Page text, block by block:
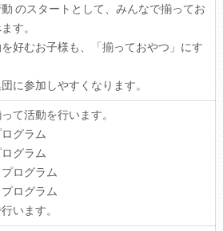
のスタートとして、みんなで揃ってお
す。
好むお子様も、「揃っておやつ」にす
に参加しやすくなります。
て活動を行います。
グラム
グラム
ログラム
ログラム
います。